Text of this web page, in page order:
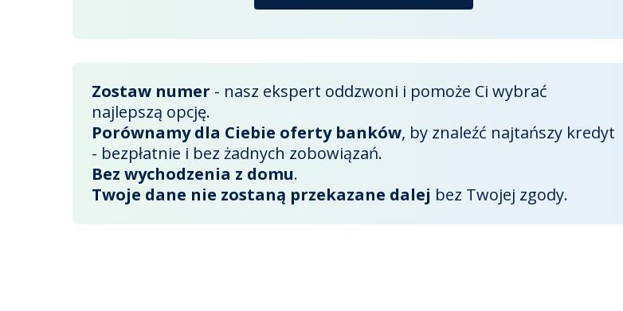
Zostaw numer - nasz ekspert oddzwoni i pomoże Ci wybrać
najlepszą opcję.
Porównamy dla Ciebie oferty banków, by znaleźć najtańszy kredyt
- bezpłatnie i bez żadnych zobowiązań.
Bez wychodzenia z domu.
Twoje dane nie zostaną przekazane dalej bez Twojej zgody.